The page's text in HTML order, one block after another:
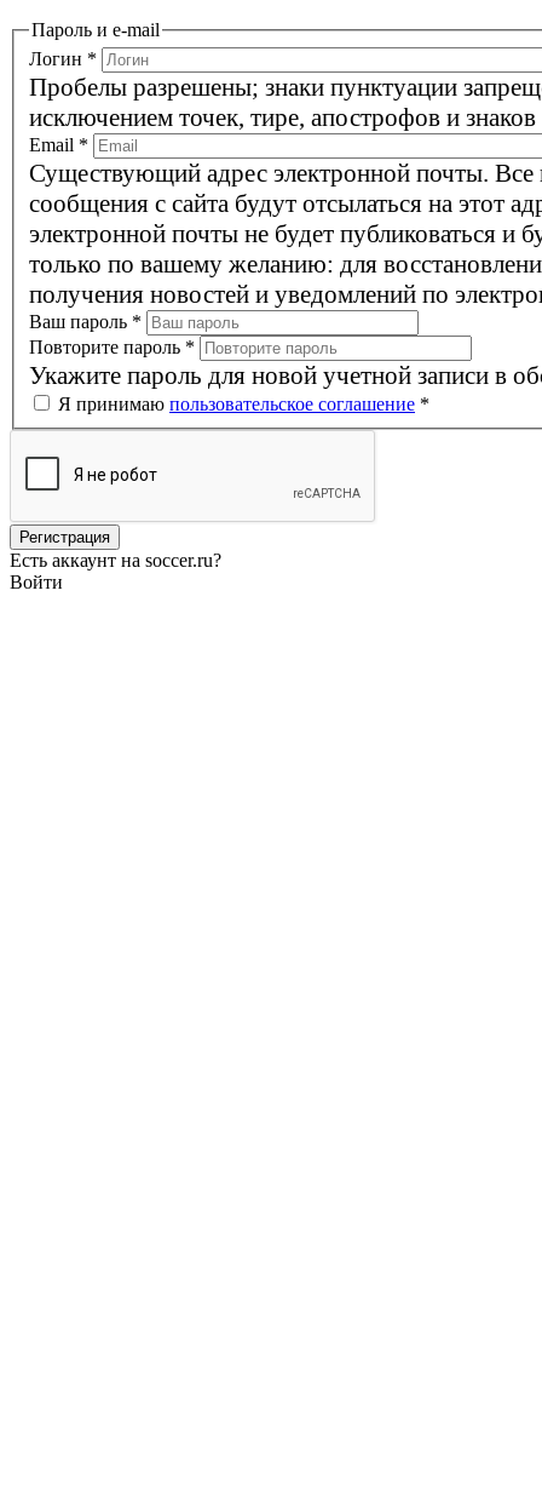
Пароль и e-mail
Логин *
Пробелы разрешены; знаки пунктуации
исключением точек, тире, апострофов и
Email *
Существующий адрес электронной почты. Все
сообщения с сайта будут отсылаться на этот
электронной почты не будет публиковаться и
только по вашему желанию: для
получения новостей и уведомлений по
Ваш пароль *
Повторите пароль *
Укажите пароль для новой учетной записи в
Я принимаю пользовательское соглашение *
Есть аккаунт на soccer.ru?
Войти